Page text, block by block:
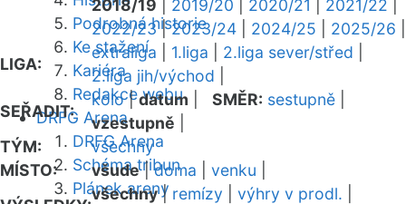
Podrobná historie
Ke stažení
Kariéra
Redakce webu
DRFG Arena
DRFG Arena
Schéma tribun
Plánek areny
2018/19
2019/20 2020/21 2021/22
2022/23|2023/24 2024/25 2025/26
LIGA:
extraliga 1.liga 2.liga sever/střed
2.liga jih/východ
SEŘADIT:
kolo|datum SMĚR: sestupně
vzestupně
TÝM:
všechny
MÍSTO:
všude|doma venku
všechny| remízy výhry v prodl.